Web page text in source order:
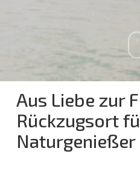
Aus Liebe zur
Rückzugsort
Naturgenießer